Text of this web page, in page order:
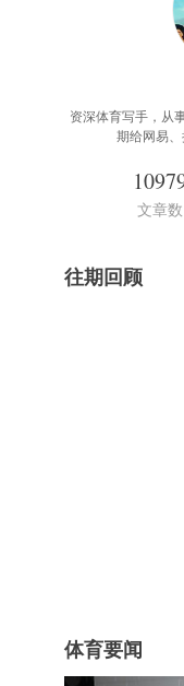
资深体育写手，从
期给网易、
文章数
往期回顾
体育要闻